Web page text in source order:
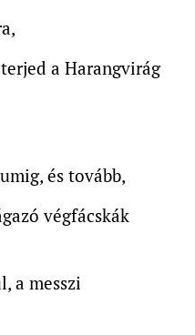
a Harangvirág
és tovább,
végfácskák
a messzi